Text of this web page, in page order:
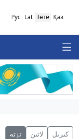
Қаз
Төте
Lat
Рус
كىرىل لاتىن تٶتە